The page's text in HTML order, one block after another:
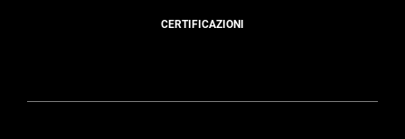
CERTIFICAZIONI